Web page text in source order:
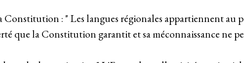
Constitution : " Les langues régionales appartiennent au
que la Constitution garantit et sa méconnaissance ne